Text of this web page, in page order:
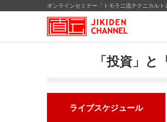
オンラインセミナー「トモラニ流テクニカル
「投資」
ライブスケジュール